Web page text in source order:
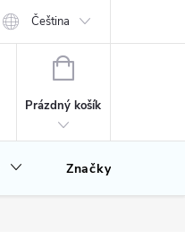
Čeština
NÁKUPNÍ
Prázdný košík
Značky